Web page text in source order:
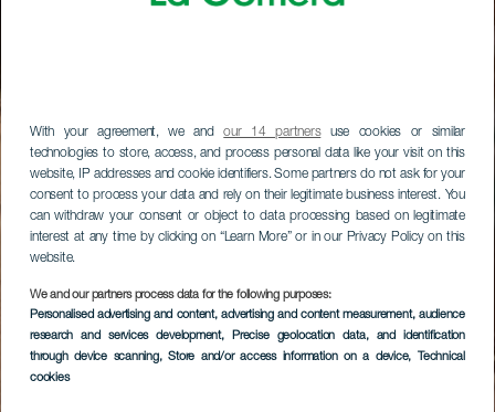
With your agreement, we andour 14 partnersuse cookies or similar
technologies to store, access, and process personal data like your visit on this
website, IP addresses and cookie identifiers. Some partners do not ask for your
consent to process your data and rely on their legitimate business interest. You
can withdraw your consent or object to data processing based on legitimate
interest at any time by clicking on “Learn More” or in our Privacy Policy on this
website.
We and our partners process data for the following purposes:
Personalised advertising and content, advertising and content measurement, audience
research and services development, Precise geolocation data, and identification
through device scanning, Store and/or access information on a device, Technical
cookies